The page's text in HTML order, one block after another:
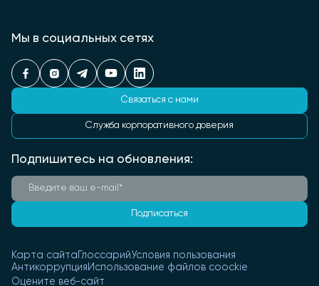
Мы в социальных сетях
Связаться с нами
Служба корпоративного доверия
Подпишитесь на обновления:
Подписаться
Карта сайта Глоссарий Условия пользования
Антикоррупция Использование файлов coockie
Оцените веб-сайт